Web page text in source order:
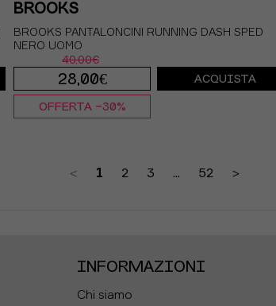
BROOKS
BROOKS PANTALONCINI RUNNING DASH SPED
NERO UOMO
40,00€
28,00€ ACQUISTA
OFFERTA -30%
< 1 2 3 ... 52 >
INFORMAZIONI
Chi siamo